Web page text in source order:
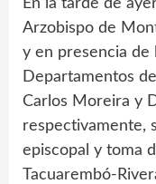
En la tarde de
Arzobispo de
y en presencia de
Departamentos
Carlos Moreira y
respectivamente,
episcopal y toma
Tacuarembó-